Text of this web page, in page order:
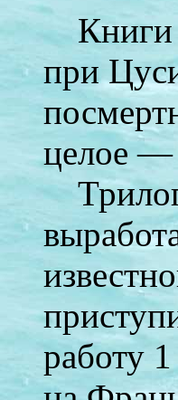
Книги
при
целое —
работу